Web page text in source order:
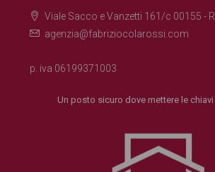
Viale Sacco e Vanzetti 161/c 00155 -
agenzia@fabriziocolarossi.com
p. iva 06199371003
Un posto sicuro dove mettere le